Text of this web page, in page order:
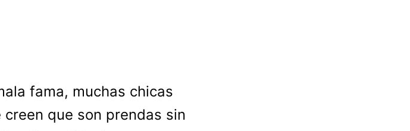
fama, muchas chicas
que son prendas sin